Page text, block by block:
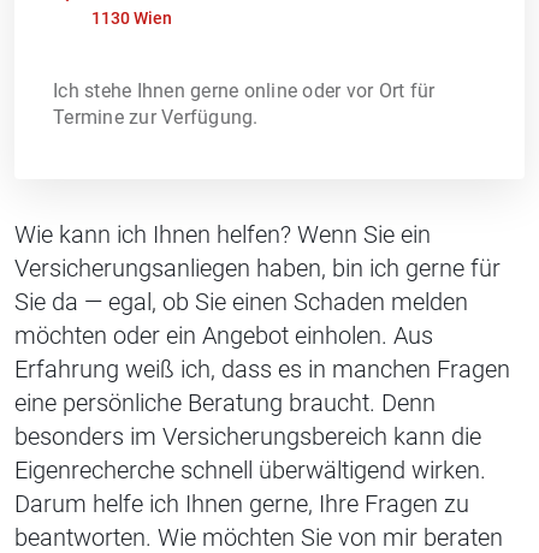
1130 Wien
Ich stehe Ihnen gerne online oder vor Ort für
Termine zur Verfügung.
Wie kann ich Ihnen helfen? Wenn Sie ein
Versicherungsanliegen haben, bin ich gerne für
Sie da — egal, ob Sie einen Schaden melden
möchten oder ein Angebot einholen. Aus
Erfahrung weiß ich, dass es in manchen Fragen
eine persönliche Beratung braucht. Denn
besonders im Versicherungsbereich kann die
Eigenrecherche schnell überwältigend wirken.
Darum helfe ich Ihnen gerne, Ihre Fragen zu
beantworten. Wie möchten Sie von mir beraten